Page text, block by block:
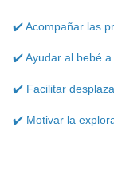
✔️ Acompañar las
✔️ Ayudar al bebé a
✔️ Facilitar
✔️ Motivar la